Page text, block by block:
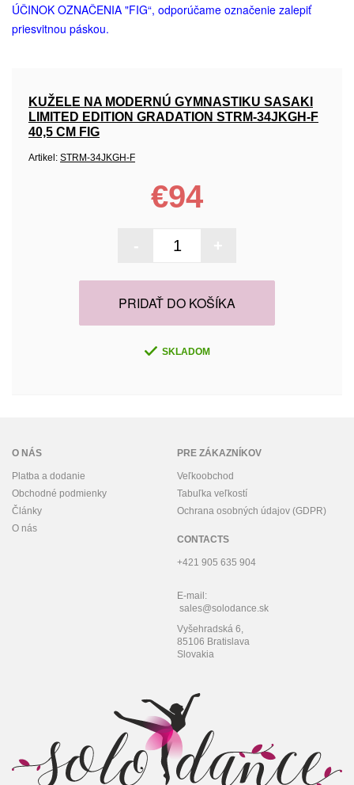
ÚČINOK OZNAČENIA "FIG“, odporúčame označenie zalepiť
priesvitnou páskou.
KUŽELE NA MODERNÚ GYMNASTIKU SASAKI
LIMITED EDITION GRADATION STRM-34JKGH-F
40,5 CM FIG
Artikel: STRM-34JKGH-F
€94
PRIDAŤ DO KOŠÍKA
SKLADOM
O NÁS
Platba a dodanie
Obchodné podmienky
Články
O nás
PRE ZÁKAZNÍKOV
Veľkoobchod
Tabuľka veľkostí
Ochrana osobných údajov (GDPR)
CONTACTS
+421 905 635 904
E-mail:
sales@solodance.sk
Vyšehradská 6,
85106 Bratislava
Slovakia